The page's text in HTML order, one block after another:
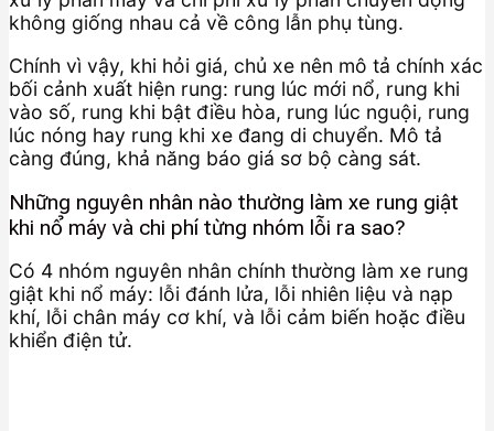
không giống nhau cả về công lẫn phụ tùng.
Chính vì vậy, khi hỏi giá, chủ xe nên mô tả chính xác
bối cảnh xuất hiện rung: rung lúc mới nổ, rung khi
vào số, rung khi bật điều hòa, rung lúc nguội, rung
lúc nóng hay rung khi xe đang di chuyển. Mô tả
càng đúng, khả năng báo giá sơ bộ càng sát.
Những nguyên nhân nào thường làm xe rung giật
khi nổ máy và chi phí từng nhóm lỗi ra sao?
Có 4 nhóm nguyên nhân chính thường làm xe rung
giật khi nổ máy: lỗi đánh lửa, lỗi nhiên liệu và nạp
khí, lỗi chân máy cơ khí, và lỗi cảm biến hoặc điều
khiển điện tử.